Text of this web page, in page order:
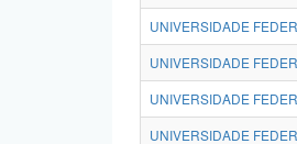
UNIVERSIDADE
UNIVERSIDADE
UNIVERSIDADE
UNIVERSIDADE